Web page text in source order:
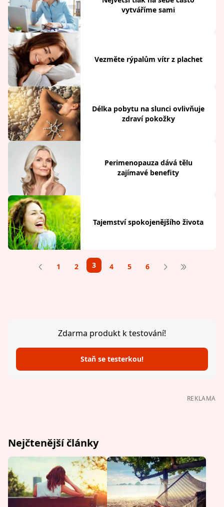
vytváříme sami
Vezměte rýpalům vítr z plachet
Délka pobytu na slunci ovlivňuje
zdraví pokožky
Perimenopauza dává tělu
zajímavé benefity
Tajemství spokojenějšího života
1 2 3 4 5 6
Zdarma produkt k testování!
Staň se testerkou!
REKLAMA
Nejčtenější články